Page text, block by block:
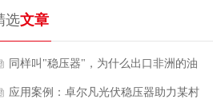
选文章
同样叫"稳压器"，为什么出口非洲的油
浸式占比 73.4%？卓尔凡 ZFLS 系列拆
应用案例：卓尔凡光伏稳压器助力某村